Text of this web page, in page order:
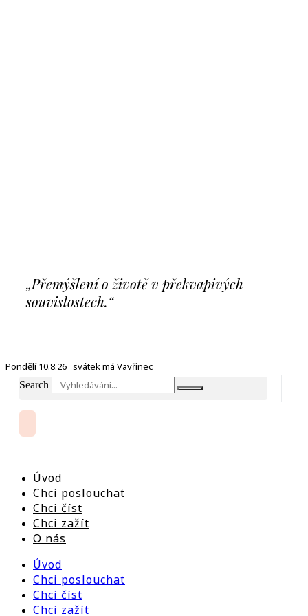
„Přemýšlení o životě v překvapivých
souvislostech.“
Pondělí 10.8.26 svátek má Vavřinec
Search
Úvod
Chci poslouchat
Chci číst
Chci zažít
O nás
Úvod
Chci poslouchat
Chci číst
Chci zažít